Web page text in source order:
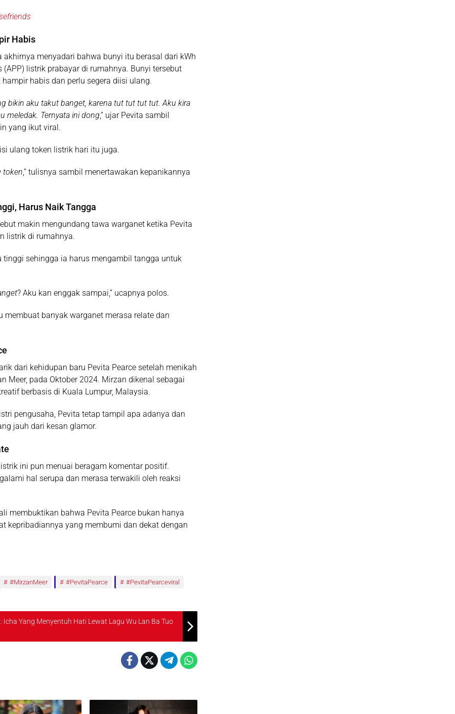
Habis
akhirnya menyadari bahwa bunyi itu berasal dari kWh
(APP) listrik prabayardi rumahnya. Bunyi tersebut
habis dan perlu segera diisi ulang.
bikin aku takut banget, karena tut tut tut tut. Aku kira
meledak. Ternyata ini dong,” ujar Pevita sambil
yang ikut viral.
ulang token listrik hari itu juga.
token,” tulisnya sambil menertawakan kepanikannya
Harus Naik Tangga
makin mengundang tawa warganet ketika Pevita
listrik di rumahnya.
tinggi sehingga ia harus mengambil tangga untuk
? Aku kan enggak sampai,” ucapnya polos.
membuat banyak warganet merasa relate dan
dari kehidupan baru Pevita Pearce setelah menikah
Meer, pada Oktober 2024. Mirzan dikenal sebagai
berbasis di Kuala Lumpur, Malaysia.
pengusaha, Pevita tetap tampil apa adanya dan
jauh dari kesan glamor.
ini pun menuai beragam komentar positif.
hal serupa dan merasa terwakili oleh reaksi
membuktikan bahwa Pevita Pearce bukan hanya
kepribadiannya yang membumi dan dekat dengan
#MirzanMeer #PevitaPearce
#PevitaPearceviral
Icha Yang Menyentuh Hati Lewat Lagu Wu Lan Ba Tuo